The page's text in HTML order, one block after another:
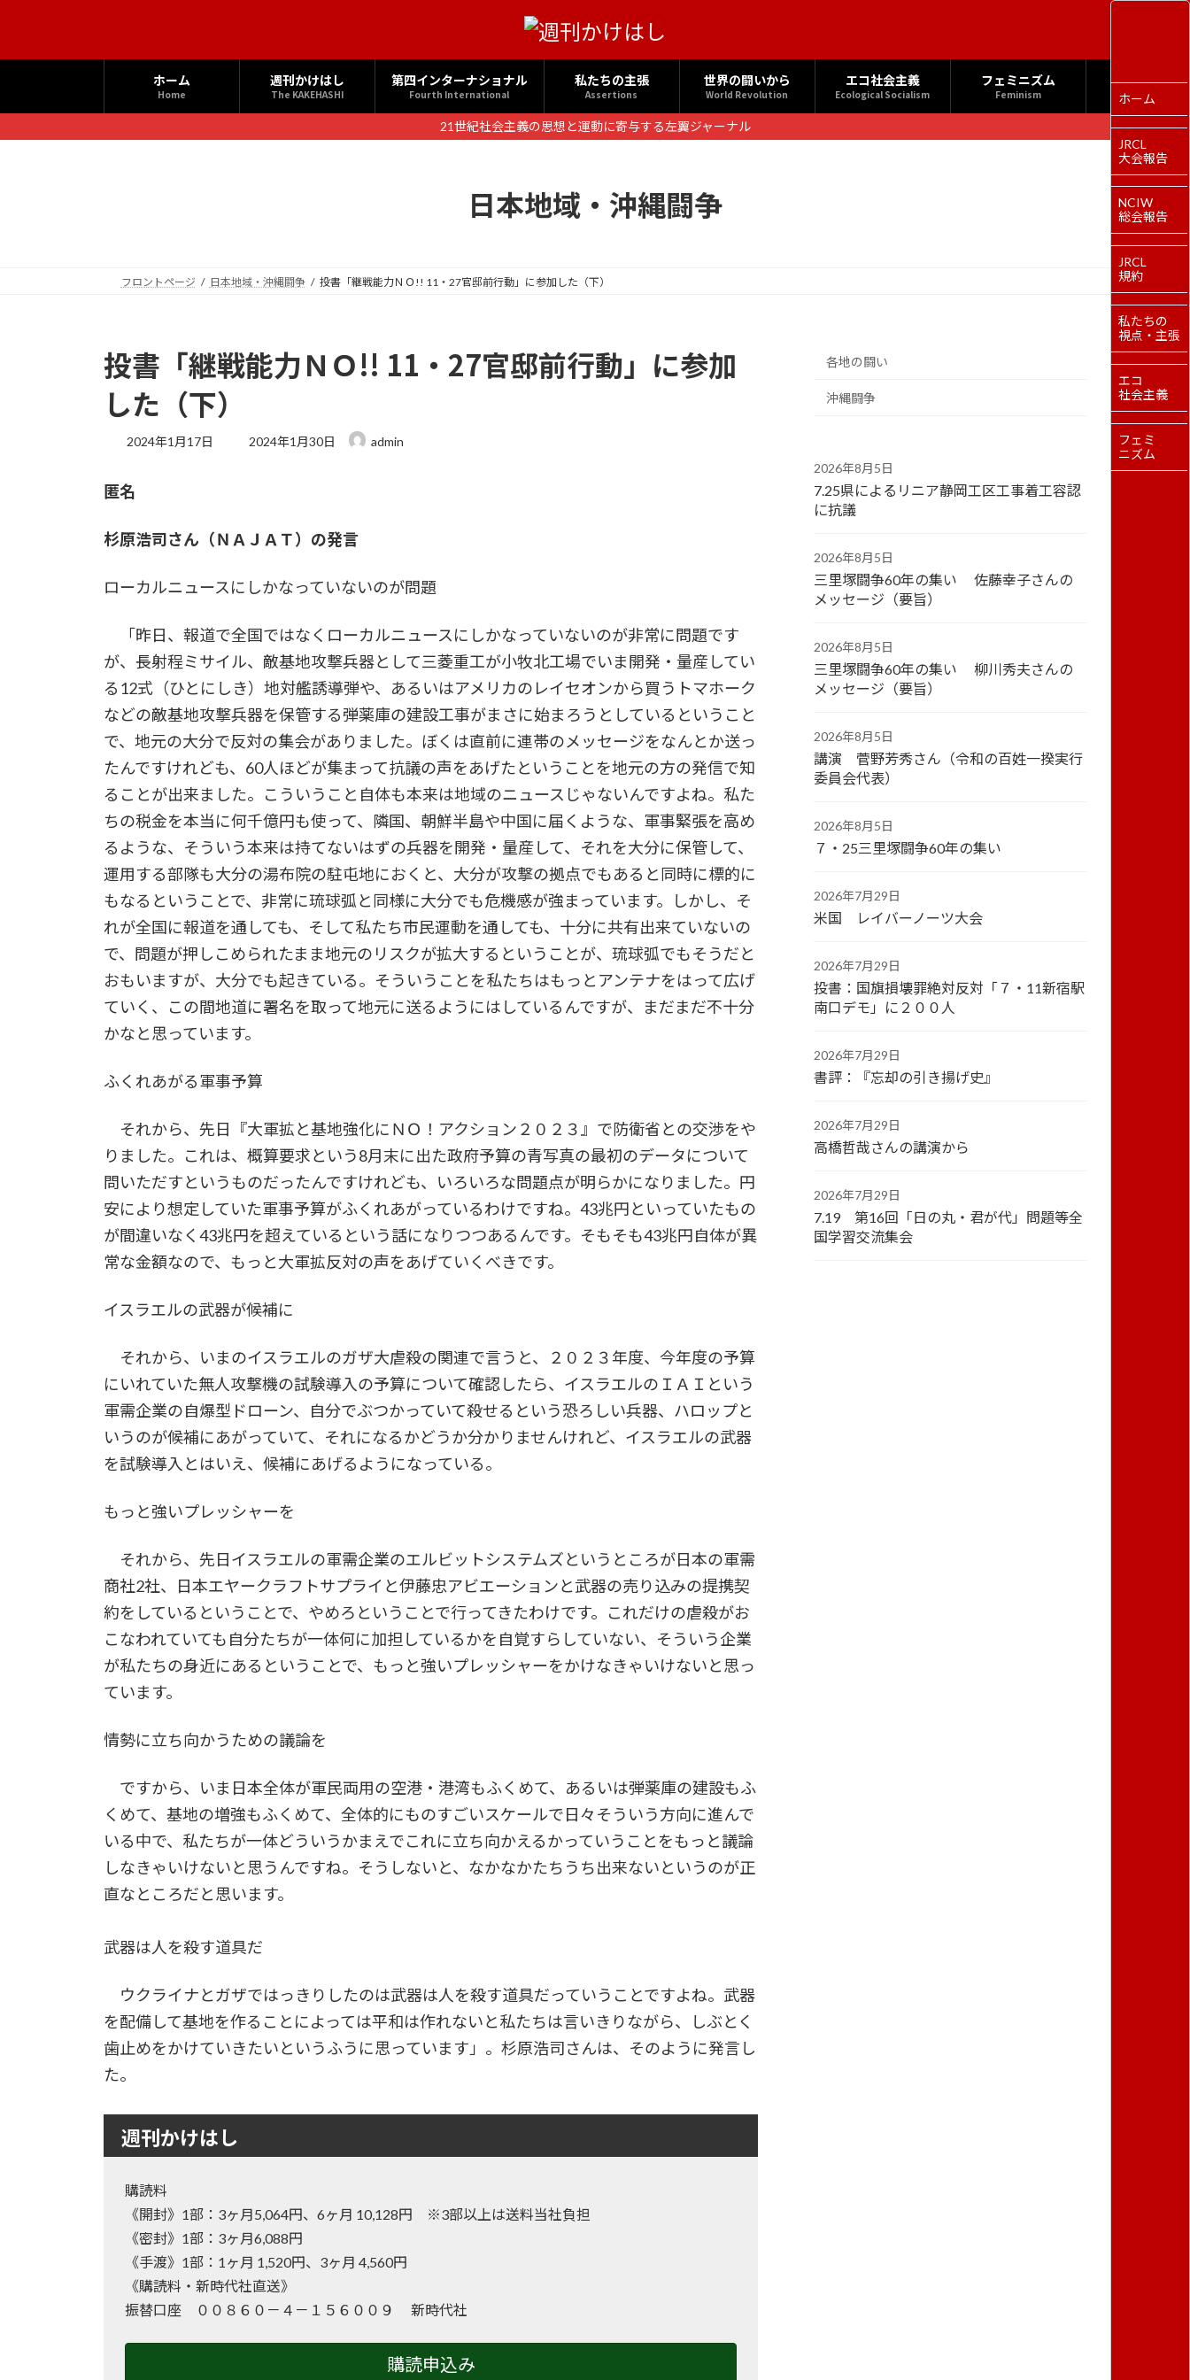
へ
ス
ョ
ン
ホーム
Home
週刊かけはし
The KAKEHASHI
第四インターナショナル
Fourth International
私たちの主張
Assertions
世界の闘いから
World Revolution
エコ社会主義
Ecological Socialism
フェミニズム
Feminism
21世紀社会主義の思想と運動に寄与する左翼ジャーナル
日本地域・沖縄闘争
フロントページ 日本地域・沖縄闘争 投書「継戦能力ＮＯ!! 11・27官邸前行動」に参加した（下）
投書「継戦能力ＮＯ!! 11・27官邸前行動」に参加
した（下）
2024年1月17日
最
:
2024年1月30日 admin
匿名
杉原浩司さん（ＮＡＪＡＴ）の発言
ローカルニュースにしかなっていないのが問題
「昨日、報道で全国ではなくローカルニュースにしかなっていないのが非常に問題です
が、長射程ミサイル、敵基地攻撃兵器として三菱重工が小牧北工場でいま開発・量産してい
る12式（ひとにしき）地対艦誘導弾や、あるいはアメリカのレイセオンから買うトマホーク
などの敵基地攻撃兵器を保管する弾薬庫の建設工事がまさに始まろうとしているということ
で、地元の大分で反対の集会がありました。ぼくは直前に連帯のメッセージをなんとか送っ
たんですけれども、60人ほどが集まって抗議の声をあげたということを地元の方の発信で知
ることが出来ました。こういうこと自体も本来は地域のニュースじゃないんですよね。私た
ちの税金を本当に何千億円も使って、隣国、朝鮮半島や中国に届くような、軍事緊張を高め
るような、そういう本来は持てないはずの兵器を開発・量産して、それを大分に保管して、
運用する部隊も大分の湯布院の駐屯地におくと、大分が攻撃の拠点でもあると同時に標的に
もなるということで、非常に琉球弧と同様に大分でも危機感が強まっています。しかし、そ
れが全国に報道を通しても、そして私たち市民運動を通しても、十分に共有出来ていないの
で、問題が押しこめられたまま地元のリスクが拡大するということが、琉球弧でもそうだと
おもいますが、大分でも起きている。そういうことを私たちはもっとアンテナをはって広げ
ていく、この間地道に署名を取って地元に送るようにはしているんですが、まだまだ不十分
かなと思っています。
ふくれあがる軍事予算
それから、先日『大軍拡と基地強化にＮＯ！アクション２０２３』で防衛省との交渉をや
りました。これは、概算要求という8月末に出た政府予算の青写真の最初のデータについて
問いただすというものだったんですけれども、いろいろな問題点が明らかになりました。円
安により想定していた軍事予算がふくれあがっているわけですね。43兆円といっていたもの
が間違いなく43兆円を超えているという話になりつつあるんです。そもそも43兆円自体が異
常な金額なので、もっと大軍拡反対の声をあげていくべきです。
イスラエルの武器が候補に
それから、いまのイスラエルのガザ大虐殺の関連で言うと、２０２３年度、今年度の予算
にいれていた無人攻撃機の試験導入の予算について確認したら、イスラエルのＩＡＩという
軍需企業の自爆型ドローン、自分でぶつかっていて殺せるという恐ろしい兵器、ハロップと
いうのが候補にあがっていて、それになるかどうか分かりませんけれど、イスラエルの武器
を試験導入とはいえ、候補にあげるようになっている。
もっと強いプレッシャーを
それから、先日イスラエルの軍需企業のエルビットシステムズというところが日本の軍需
商社2社、日本エヤークラフトサプライと伊藤忠アビエーションと武器の売り込みの提携契
約をしているということで、やめろということで行ってきたわけです。これだけの虐殺がお
こなわれていても自分たちが一体何に加担しているかを自覚すらしていない、そういう企業
が私たちの身近にあるということで、もっと強いプレッシャーをかけなきゃいけないと思っ
ています。
情勢に立ち向かうための議論を
ですから、いま日本全体が軍民両用の空港・港湾もふくめて、あるいは弾薬庫の建設もふ
くめて、基地の増強もふくめて、全体的にものすごいスケールで日々そういう方向に進んで
いる中で、私たちが一体どういうかまえでこれに立ち向かえるかっていうことをもっと議論
しなきゃいけないと思うんですね。そうしないと、なかなかたちうち出来ないというのが正
直なところだと思います。
武器は人を殺す道具だ
ウクライナとガザではっきりしたのは武器は人を殺す道具だっていうことですよね。武器
を配備して基地を作ることによっては平和は作れないと私たちは言いきりながら、しぶとく
歯止めをかけていきたいというふうに思っています」。杉原浩司さんは、そのように発言し
た。
週刊かけはし
購読料
《開封》1部：3ヶ月5,064円、6ヶ月 10,128円 ※3部以上は送料当社負担
《密封》1部：3ヶ月6,088円
《手渡》1部：1ヶ月 1,520円、3ヶ月 4,560円
《購読料・新時代社直送》
振替口座 ００８６０－４－１５６００９ 新時代社
購読申込み
各地の闘い
沖縄闘争
2026年8月5日
7.25県によるリニア静岡工区工事着工容認
に抗議
2026年8月5日
三里塚闘争60年の集い 佐藤幸子さんの
メッセージ（要旨）
2026年8月5日
三里塚闘争60年の集い 柳川秀夫さんの
メッセージ（要旨）
2026年8月5日
講演 菅野芳秀さん（令和の百姓一揆実行
委員会代表）
2026年8月5日
７・25三里塚闘争60年の集い
2026年7月29日
米国 レイバーノーツ大会
2026年7月29日
投書：国旗損壊罪絶対反対「７・11新宿駅
南口デモ」に２００人
2026年7月29日
書評：『忘却の引き揚げ史』
2026年7月29日
高橋哲哉さんの講演から
2026年7月29日
7.19 第16回「日の丸・君が代」問題等全
国学習交流集会
ホーム
JRCL
大会報告
NCIW
総会報告
JRCL
規約
私たちの
視点・主張
エコ
社会主義
フェミ
ニズム